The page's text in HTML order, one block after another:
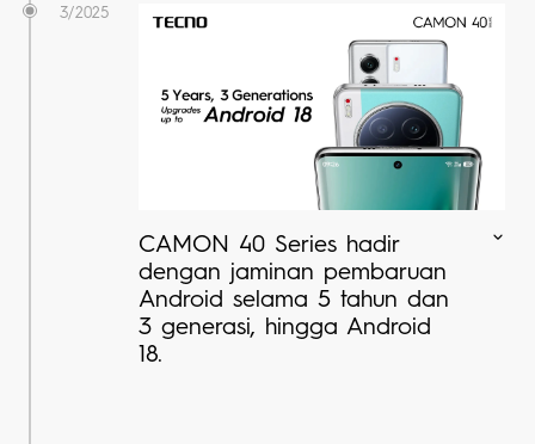
CAMON 40 Series hadir
dengan jaminan pembaruan
Android selama 5 tahun dan
3 generasi, hingga Android
18.
3/2025